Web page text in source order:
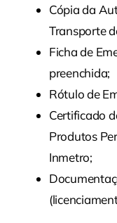
Cópia da
Transporte
Ficha de
preenchida;
Rótulo de
Certificado
Produtos
Inmetro;